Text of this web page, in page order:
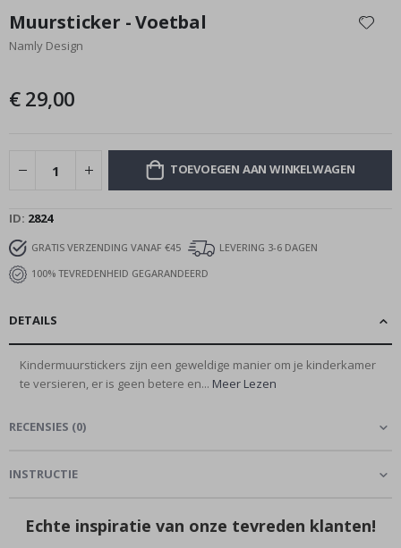
het
begin
afbeeldingen-
Muursticker - Voetbal
Namly Design
€ 29,00
TOEVOEGEN AAN WINKELWAGEN
ID 2824
GRATIS VERZENDING VANAF €45
LEVERING 3-6 DAGEN
100% TEVREDENHEID GEGARANDEERD
DETAILS
Kindermuurstickers zijn een geweldige manier om je kinderkamer
te versieren, er is geen betere en... Meer Lezen
RECENSIES (0)
INSTRUCTIE
Echte inspiratie van onze tevreden klanten!